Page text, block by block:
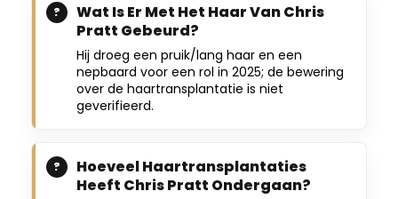
Wat Is Er Met Het Haar Van Chris
Pratt Gebeurd?
Hij droeg een pruik/lang haar en een
nepbaard voor een rol in 2025; de bewering
over de haartransplantatie is niet
geverifieerd.
Hoeveel Haartransplantaties
Heeft Chris Pratt Ondergaan?